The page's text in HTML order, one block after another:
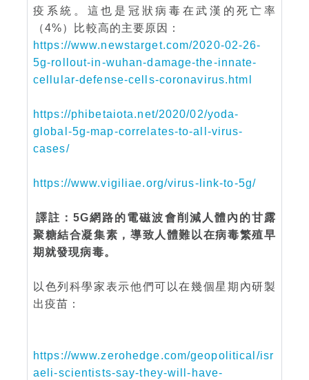
疫系統。這也是冠狀病毒在武漢的死亡率
（4%）比較高的主要原因：
https://www.newstarget.com/2020-02-26-
5g-rollout-in-wuhan-damage-the-innate-
cellular-defense-cells-coronavirus.html
https://phibetaiota.net/2020/02/yoda-
global-5g-map-correlates-to-all-virus-
cases/
https://www.vigiliae.org/virus-link-to-5g/
譯註：5G網路的電磁波會削減人體內的甘露
聚糖結合凝集素，導致人體難以在病毒繁殖早
期就發現病毒。
以色列科學家表示他們可以在幾個星期內研製
出疫苗：
https://www.zerohedge.com/geopolitical/isr
aeli-scientists-say-they-will-have-